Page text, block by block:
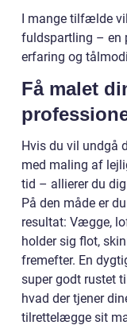
I mange tilfælde
fuldspartling – en
erfaring og
Få malet
Hvis du vil undgå
med maling af
tid – allierer du
På den måde er
resultat: Vægge,
holder sig flot,
fremefter. En
super godt rustet
hvad der tjener
tilrettelægge sit